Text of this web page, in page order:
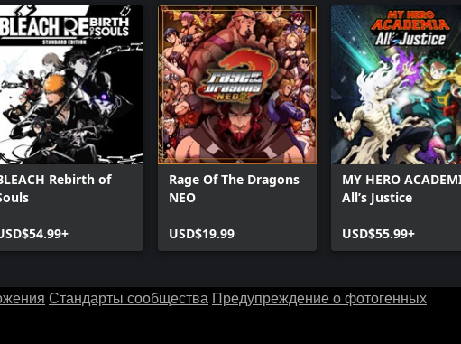
Rebirth of
Rage Of The Dragons
NEO
USD$19.99
MY HERO
All’s Justice
USD$55.99+
Стандарты сообщества Предупреждение о фотогенных